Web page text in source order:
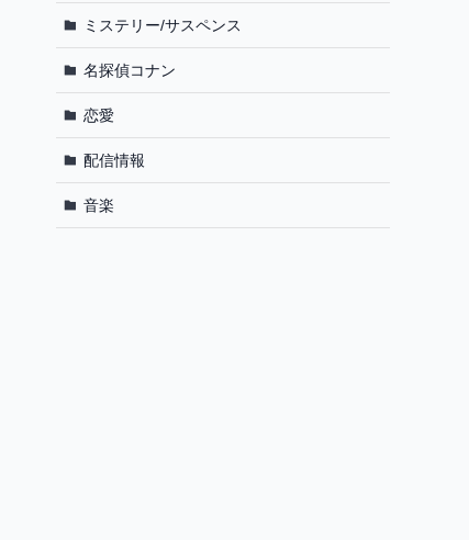
ミステリー/サスペンス
名探偵コナン
恋愛
配信情報
音楽